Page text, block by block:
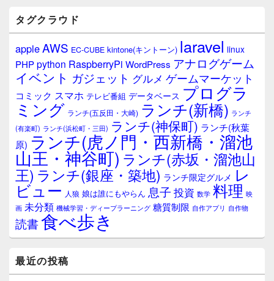
ウ
ィ
ジ
ェ
ア
タグクラウド
appleAWS EC-CUBE kintone(キントーン) laravel linux
PHPpython RaspberryPi WordPress アナログゲーム
イベント ガジェット グルメ ゲームマーケット
コミック スマホ テレビ番組 データベース プログラ
ミング ランチ(五反田・大崎) ランチ(新橋) ランチ
(有楽町) ランチ(浜松町・三田) ランチ(神保町) ランチ(秋葉
原) ランチ(虎ノ門・西新橋・溜池
山王・神谷町) ランチ(赤坂・溜池山
王) ランチ(銀座・築地) ランチ限定グルメ レ
ビュー 人狼 娘は誰にもやらん 息子 投資 数学 料理 映
画 未分類 機械学習・ディープラーニング 糖質制限 自作アプリ 自作物
読書食べ歩き
最近の投稿